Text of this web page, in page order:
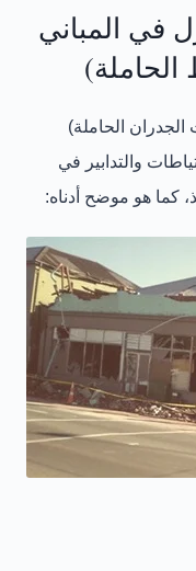
في المباني
الحاملة)
الجدران الحاملة)
والتدابير في
كما هو موضح أدناه: